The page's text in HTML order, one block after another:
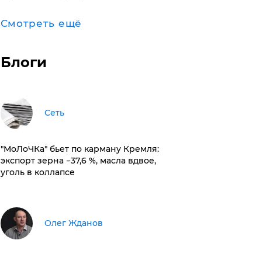
Смотреть ещё
Блоги
Сеть
​"МоЛоЧКа" бьет по карману Кремля:
экспорт зерна −37,6 %, масла вдвое,
уголь в коллапсе
Олег Жданов